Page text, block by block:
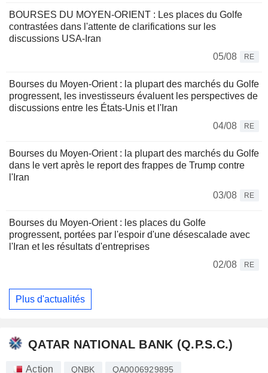
BOURSES DU MOYEN-ORIENT : Les places du Golfe
contrastées dans l'attente de clarifications sur les
discussions USA-Iran
05/08
RE
Bourses du Moyen-Orient : la plupart des marchés du Golfe
progressent, les investisseurs évaluent les perspectives de
discussions entre les États-Unis et l'Iran
04/08
RE
Bourses du Moyen-Orient : la plupart des marchés du Golfe
dans le vert après le report des frappes de Trump contre
l'Iran
03/08
RE
Bourses du Moyen-Orient : les places du Golfe
progressent, portées par l'espoir d'une désescalade avec
l'Iran et les résultats d'entreprises
02/08
RE
Plus d'actualités
QATAR NATIONAL BANK (Q.P.S.C.)
Action QNBK QA0006929895